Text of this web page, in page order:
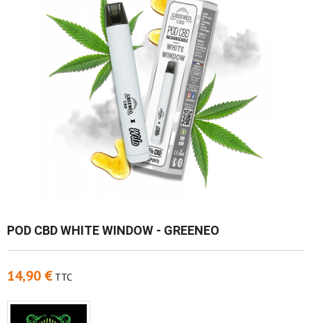
POD CBD WHITE WINDOW - GREENEO
14,90 € TTC